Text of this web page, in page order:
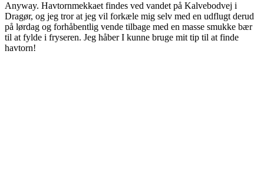
Anyway. Havtornmekkaet findes ved vandet på Kalvebodvej i
Dragør, og jeg tror at jeg vil forkæle mig selv med en udflugt derud
på lørdag og forhåbentlig vende tilbage med en masse smukke bær
til at fylde i fryseren. Jeg håber I kunne bruge mit tip til at finde
havtorn!